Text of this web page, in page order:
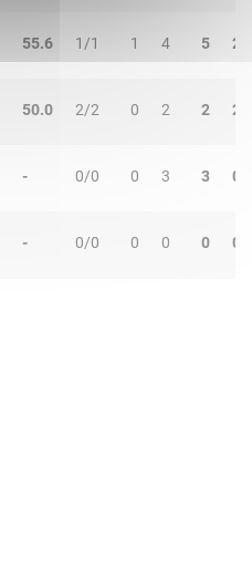
55.6 1/1 1 4 5 2
50.0 2/2 0 2 2 2
- 0/0 0 3 3 0
- 0/0 0 0 0 0